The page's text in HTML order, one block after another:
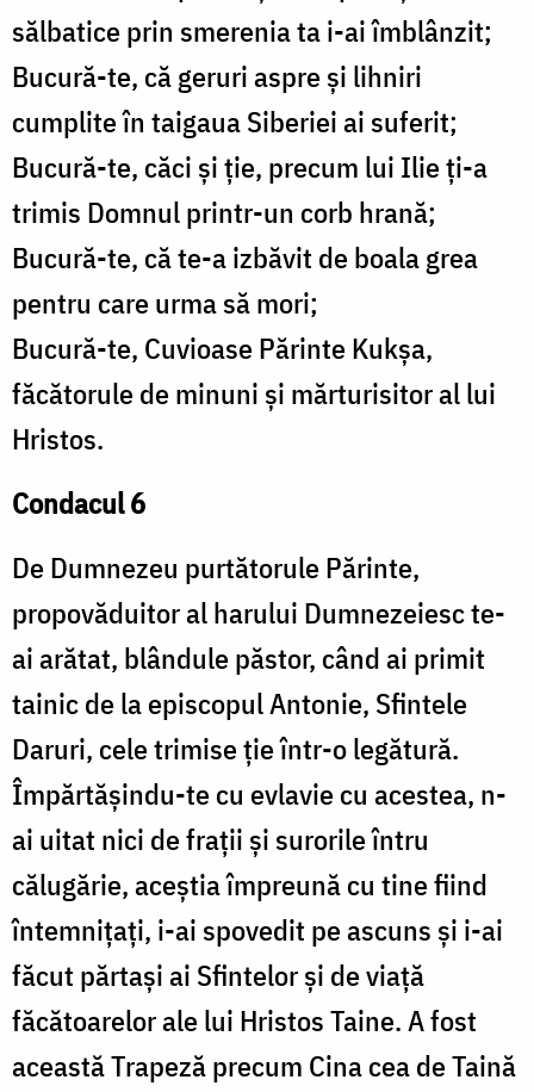
sălbatice prin smerenia ta i-ai îmblânzit;
Bucură-te, că geruri aspre și lihniri
cumplite în taigaua Siberiei ai suferit;
Bucură-te, căci și ție, precum lui Ilie ți-a
trimis Domnul printr-un corb hrană;
Bucură-te, că te-a izbăvit de boala grea
pentru care urma să mori;
Bucură-te, Cuvioase Părinte Kukşa,
făcătorule de minuni și mărturisitor al lui
Hristos.
Condacul 6
De Dumnezeu purtătorule Părinte,
propovăduitor al harului Dumnezeiesc te-
ai arătat, blândule păstor, când ai primit
tainic de la episcopul Antonie, Sfintele
Daruri, cele trimise ție într-o legătură.
Împărtășindu-te cu evlavie cu acestea, n-
ai uitat nici de frații și surorile întru
călugărie, aceștia împreună cu tine fiind
întemnițați, i-ai spovedit pe ascuns și i-ai
făcut părtași ai Sfintelor și de viață
făcătoarelor ale lui Hristos Taine. A fost
această Trapeză precum Cina cea de Taină